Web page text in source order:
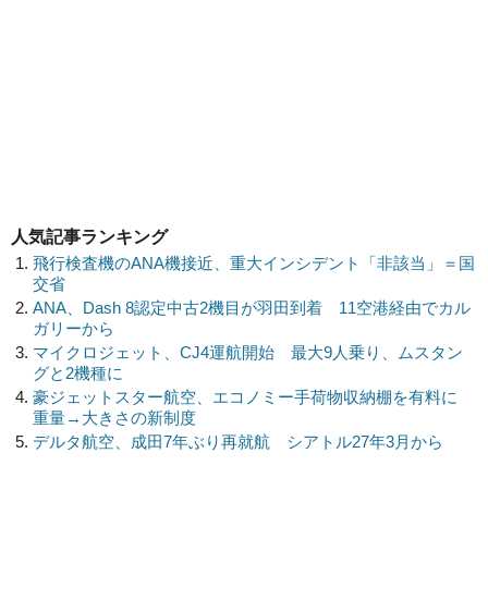
人気記事ランキング
飛行検査機のANA機接近、重大インシデント「非該当」＝国
交省
ANA、Dash 8認定中古2機目が羽田到着 11空港経由でカル
ガリーから
マイクロジェット、CJ4運航開始 最大9人乗り、ムスタン
グと2機種に
豪ジェットスター航空、エコノミー手荷物収納棚を有料に
重量→大きさの新制度
デルタ航空、成田7年ぶり再就航 シアトル27年3月から